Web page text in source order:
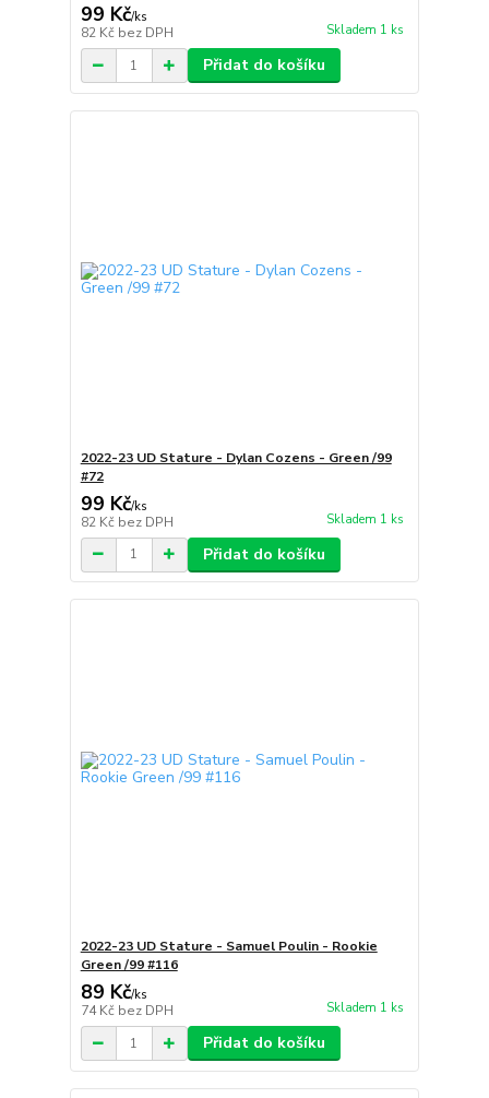
99 Kč/ks
82 Kč bez DPH Skladem 1 ks
Přidat do košíku
2022-23 UD Stature - Dylan Cozens - Green /99
#72
99 Kč/ks
82 Kč bez DPH Skladem 1 ks
Přidat do košíku
2022-23 UD Stature - Samuel Poulin - Rookie
Green /99 #116
89 Kč/ks
74 Kč bez DPH Skladem 1 ks
Přidat do košíku